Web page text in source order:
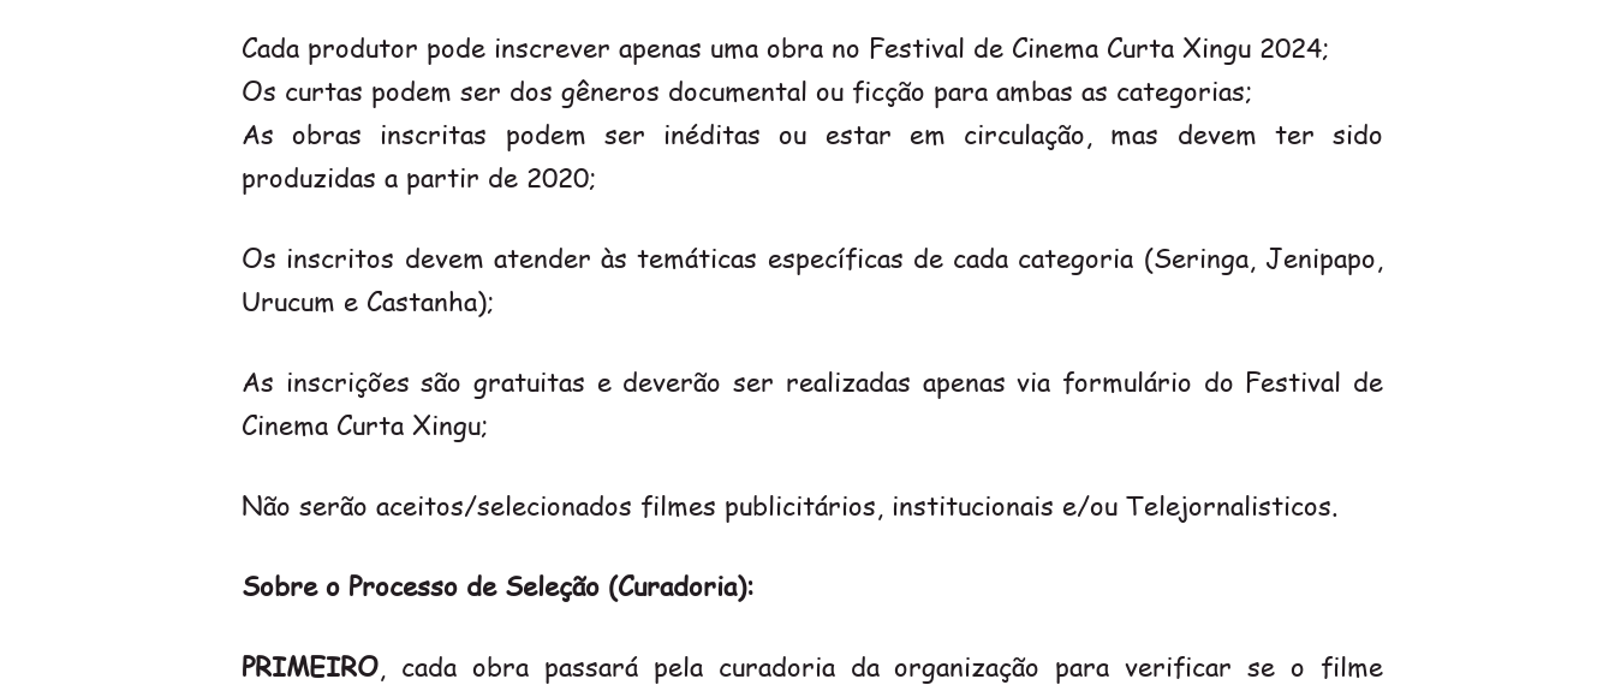
Cada produtor pode inscrever apenas uma obra no Festival de Cinema Curta Xingu 2024;
Os curtas podem ser dos gêneros documental ou ficção para ambas as categorias;
As obras inscritas podem ser inéditas ou estar em circulação, mas devem ter sido
produzidas a partir de 2020;
Os inscritos devem atender às temáticas específicas de cada categoria (Seringa, Jenipapo,
Urucum e Castanha);
As inscrições são gratuitas e deverão ser realizadas apenas via formulário do Festival de
Cinema Curta Xingu;
Não serão aceitos/selecionados filmes publicitários, institucionais e/ou Telejornalisticos.
Sobre o Processo de Seleção (Curadoria):
PRIMEIRO, cada obra passará pela curadoria da organização para verificar se o filme